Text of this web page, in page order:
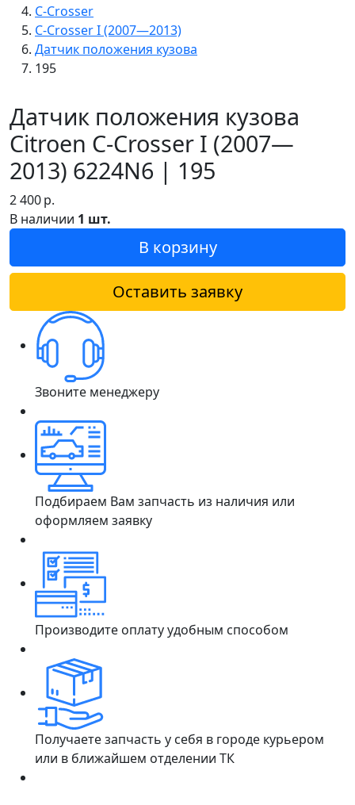
C-Crosser
C-Crosser I (2007—2013)
Датчик положения кузова
195
Датчик положения кузова
Citroen C-Crosser I (2007—
2013) 6224N6 | 195
2 400р.
В наличии 1 шт.
В корзину
Оставить заявку
Звоните менеджеру
Подбираем Вам запчасть из наличия или
оформляем заявку
Производите оплату удобным способом
Получаете запчасть у себя в городе курьером
или в ближайшем отделении ТК